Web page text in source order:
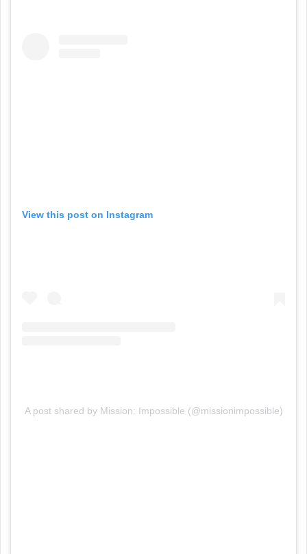
View this post on Instagram
A post shared by Mission: Impossible (@missionimpossible)